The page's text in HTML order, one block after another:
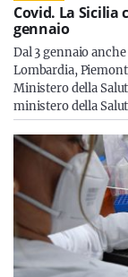
Covid. La Sicilia
gennaio
Dal 3 gennaio
Lombardia,
Ministero della
ministero della